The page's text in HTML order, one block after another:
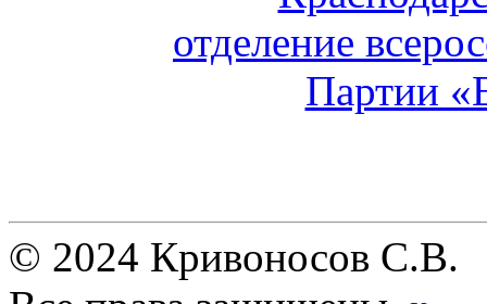
© 2024 Кривоносов С.В.